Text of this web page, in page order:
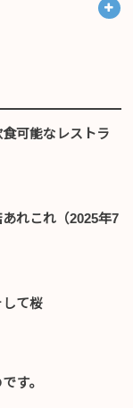
可能なレストラ
れこれ（2025年7
て桜
す。